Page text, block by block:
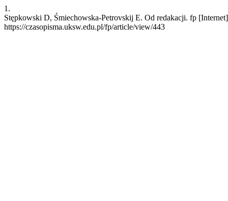
1.
Stępkowski D, Śmiechowska-Petrovskij E. Od redakacji. fp
https://czasopisma.uksw.edu.pl/fp/article/view/443